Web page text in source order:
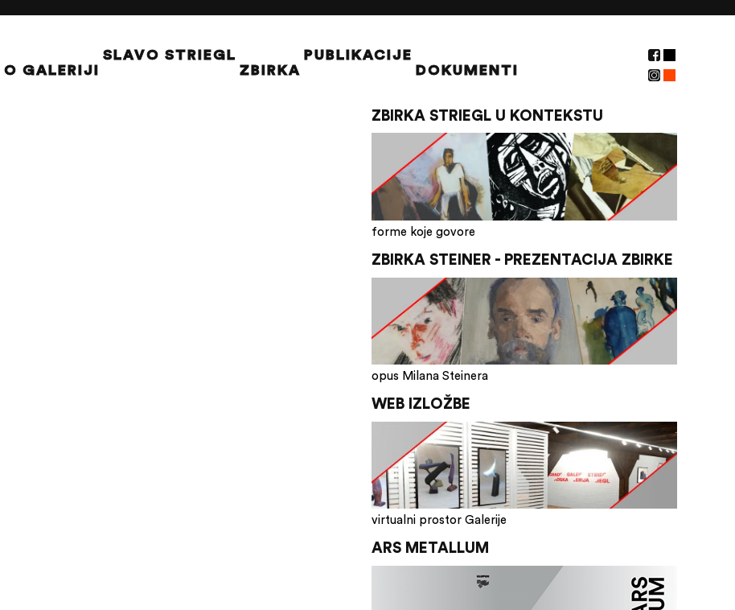
O GALERIJI
SLAVO STRIEGL
ZBIRKA
PUBLIKACIJE
DOKUMENTI
ZBIRKA STRIEGL U KONTEKSTU
forme koje govore
ZBIRKA STEINER - PREZENTACIJA ZBIRKE
opus Milana Steinera
WEB IZLOŽBE
virtualni prostor Galerije
ARS METALLUM